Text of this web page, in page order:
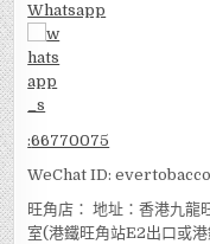
Whatsapp
:66770075
WeChat ID: evertobacco
旺角店： 地址：香港九龍
室(港鐵旺角站E2出口或